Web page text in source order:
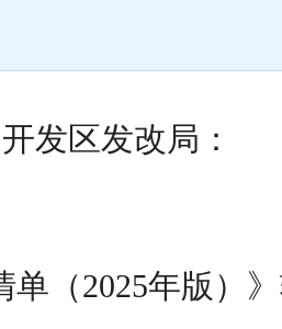
发区发改局 ：
单（2025年版）